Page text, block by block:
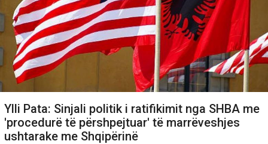
Ylli Pata: Sinjali politik i ratifikimit nga SHBA me
'procedurë të përshpejtuar' të marrëveshjes
ushtarake me Shqipërinë